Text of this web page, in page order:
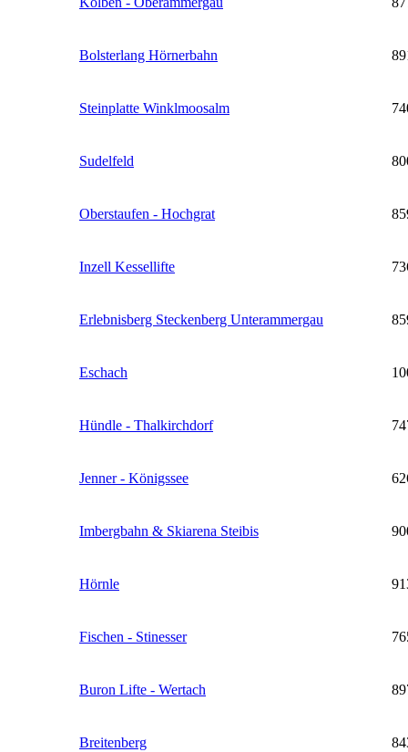
Bolsterlang Hörnerbahn
Steinplatte Winklmoosalm
Sudelfeld
Oberstaufen - Hochgrat
Inzell Kessellifte
Erlebnisberg Steckenberg Unterammergau
Eschach
Hündle - Thalkirchdorf
Jenner - Königssee
Imbergbahn & Skiarena Steibis
Hörnle
Fischen - Stinesser
Buron Lifte - Wertach
Breitenberg